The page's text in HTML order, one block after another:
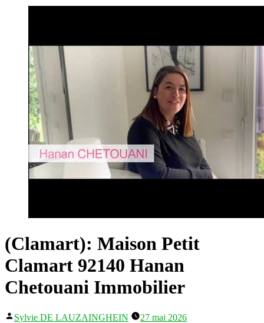
(Clamart): Maison Petit
Clamart 92140 Hanan
Chetouani Immobilier
Publié
Sylvie DE LAUZAINGHEIN 27 mai 2026